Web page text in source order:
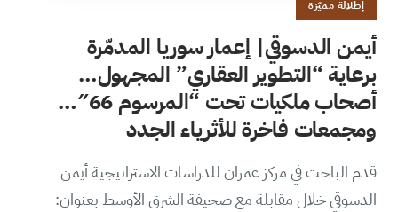
إطلالة مميّزة
أيمن الدسوقي| إعمار سوريا المدمّرة
برعاية “التطوير العقاري” المجهول…
أصحاب ملكيات تحت “المرسوم 66″…
ومجمعات فاخرة للأثرياء الجدد
قدم الباحث في مركز عمران للدراسات الاستراتيجية أيمن
الدسوقي خلال مقابلة مع صحيفة الشرق الأوسط بعنوان: